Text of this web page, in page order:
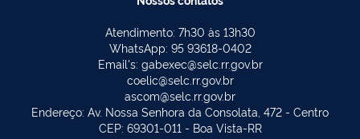
Atendimento: 7h30 às 13h30
WhatsApp: 95 93618-0402
Email's: gabexec@selc.rr.gov.br
coelic@selc.rr.gov.br
ascom@selc.rr.gov.br
Endereço: Av. Nossa Senhora da Consolata, 472 - Centro
CEP: 69301-011 - Boa Vista-RR